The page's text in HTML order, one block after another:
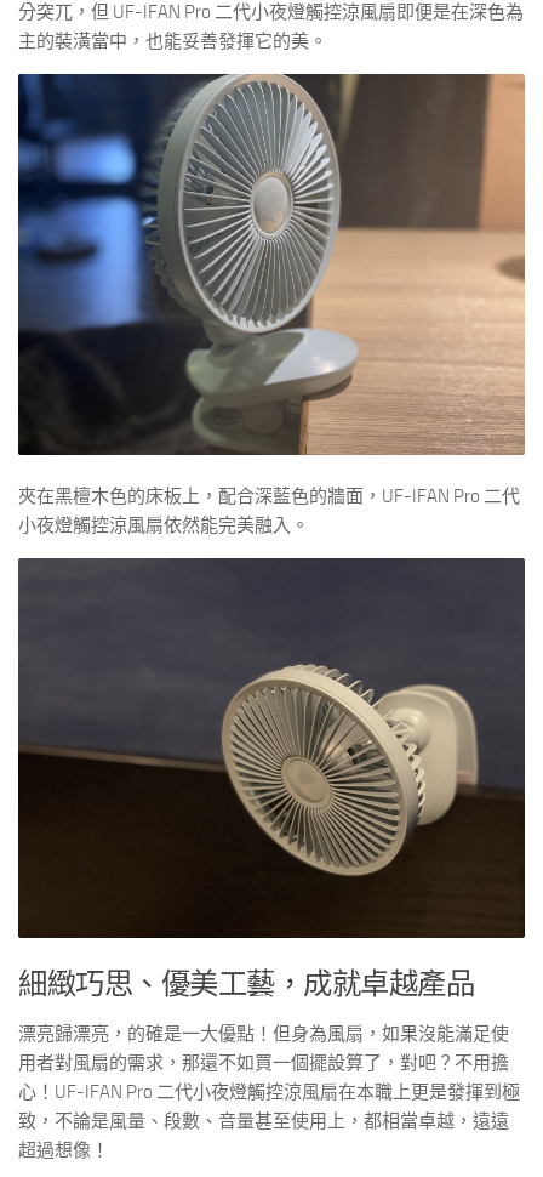
分突兀，但 UF-IFAN Pro 二代小夜燈觸控涼風扇即便是在深色為
主的裝潢當中，也能妥善發揮它的美。
夾在黑檀木色的床板上，配合深藍色的牆面，UF-IFAN Pro 二代
小夜燈觸控涼風扇依然能完美融入。
細緻巧思、優美工藝，成就卓越產品
漂亮歸漂亮，的確是一大優點！但身為風扇，如果沒能滿足使
用者對風扇的需求，那還不如買一個擺設算了，對吧？不用擔
心！UF-IFAN Pro 二代小夜燈觸控涼風扇在本職上更是發揮到極
致，不論是風量、段數、音量甚至使用上，都相當卓越，遠遠
超過想像！